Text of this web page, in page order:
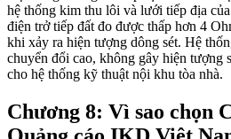
hệ thống kim thu lôi và lưới tiếp địa
điện trở tiếp đất đo được thấp hơn 4
khi xảy ra hiện tượng dông sét. Hệ
chuyển đổi cao, không gây hiện tượng
cho hệ thống kỹ thuật nội khu tòa nhà.
Chương 8: Vì sao chọn